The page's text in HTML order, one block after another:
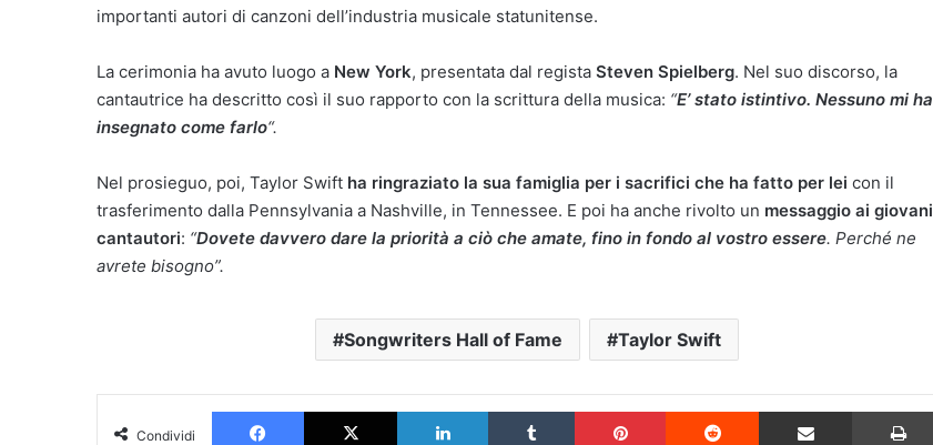
importanti autori di canzoni dell’industria musicale statunitense.
La cerimonia ha avuto luogo a New York, presentata dal regista Steven Spielberg. Nel suo discorso, la
cantautrice ha descritto così il suo rapporto con la scrittura della musica: “E’ stato istintivo. Nessuno mi ha
insegnato come farlo“.
Nel prosieguo, poi, Taylor Swift ha ringraziato la sua famiglia per i sacrifici che ha fatto per lei con il
trasferimento dalla Pennsylvania a Nashville, in Tennessee. E poi ha anche rivolto un messaggio ai giovani
cantautori: “Dovete davvero dare la priorità a ciò che amate, fino in fondo al vostro essere. Perché ne
avrete bisogno”.
Songwriters Hall of Fame Taylor Swift
Condividi
Facebook X LinkedIn Tumblr Pinterest Reddit Condividi via Email